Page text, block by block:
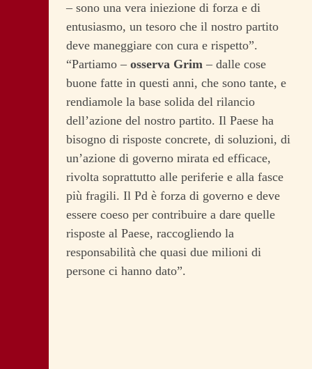
– sono una vera iniezione di forza e di
entusiasmo, un tesoro che il nostro partito
deve maneggiare con cura e rispetto”.
“Partiamo – osserva Grim – dalle cose
buone fatte in questi anni, che sono tante, e
rendiamole la base solida del rilancio
dell’azione del nostro partito. Il Paese ha
bisogno di risposte concrete, di soluzioni, di
un’azione di governo mirata ed efficace,
rivolta soprattutto alle periferie e alla fasce
più fragili. Il Pd è forza di governo e deve
essere coeso per contribuire a dare quelle
risposte al Paese, raccogliendo la
responsabilità che quasi due milioni di
persone ci hanno dato”.